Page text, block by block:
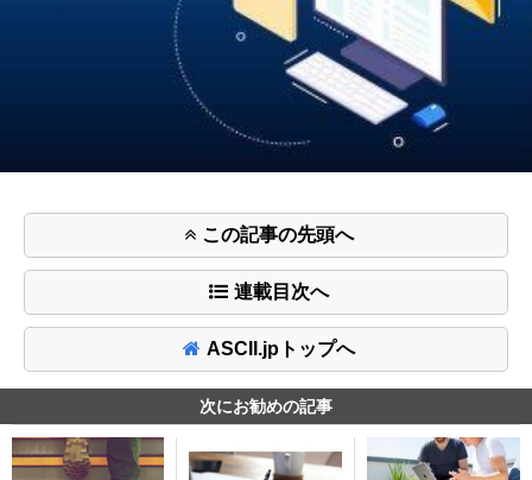
この記事の先頭へ
連載目次へ
ASCII.jpトップへ
次にお勧めの記事